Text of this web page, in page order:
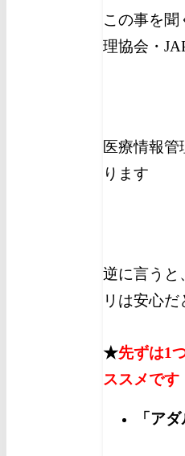
この事を
理協会・
医療情報
ります
逆に言うと
リは安心
★先ずは1
ススメです
「ア